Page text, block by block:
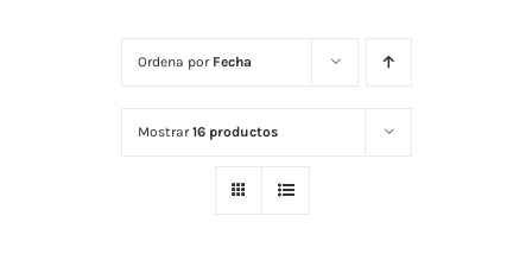
Ordena por Fecha
Mostrar16 productos